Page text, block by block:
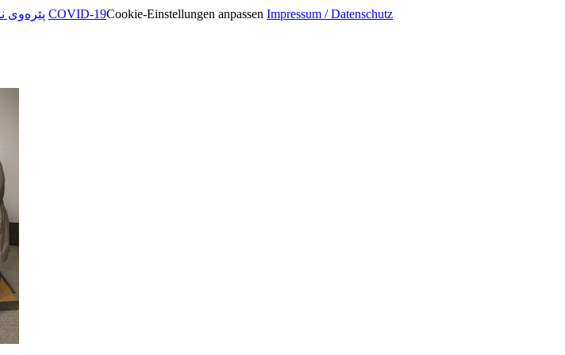
پێرەوی COVID-19Cookie-Einstellungen anpassen Impressum / Datenschutz